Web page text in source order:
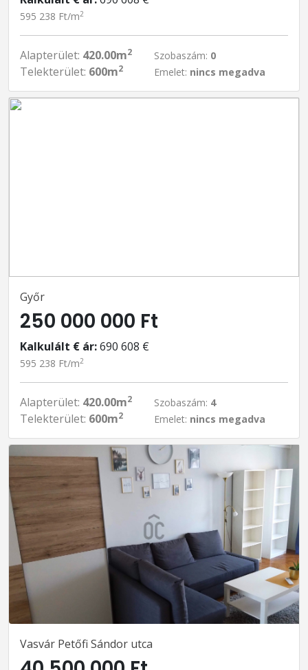
595 238 Ft/m2
Alapterület: 420.00m2
Telekterület: 600m2
Szobaszám: 0
Emelet: nincs megadva
Győr
250 000 000 Ft
Kalkulált € ár:690 608 €
595 238 Ft/m2
Alapterület: 420.00m2
Telekterület: 600m2
Szobaszám: 4
Emelet: nincs megadva
Vasvár Petőfi Sándor utca